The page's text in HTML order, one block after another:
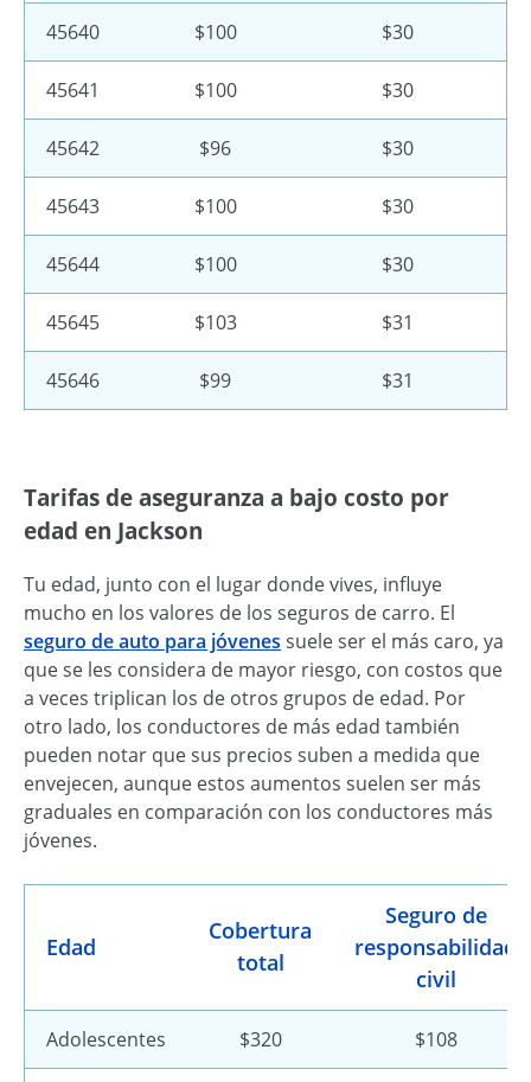
45640 $100 $30
45641 $100 $30
45642 $96 $30
45643 $100 $30
45644 $100 $30
45645 $103 $31
45646 $99 $31
Tarifas de aseguranza a bajo costo por
edad en Jackson
Tu edad, junto con el lugar donde vives, influye
mucho en los valores de los seguros de carro. El
seguro de auto para jóvenes suele ser el más caro, ya
que se les considera de mayor riesgo, con costos que
a veces triplican los de otros grupos de edad. Por
otro lado, los conductores de más edad también
pueden notar que sus precios suben a medida que
envejecen, aunque estos aumentos suelen ser más
graduales en comparación con los conductores más
jóvenes.
Edad
Cobertura
total
Seguro de
responsabilidad
civil
Adolescentes $320 $108